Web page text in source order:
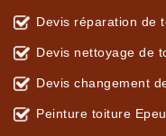
Devis réparation de
Devis nettoyage de
Devis changement
Peinture toiture